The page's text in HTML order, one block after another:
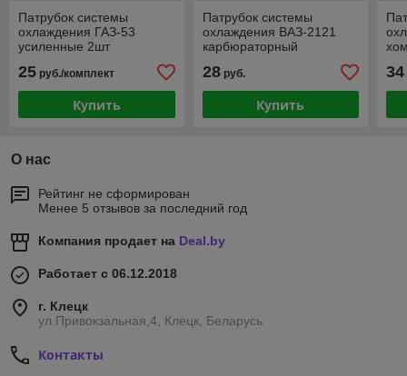
Патрубок системы
охлаждения ГАЗ-53
усиленные 2шт
25 руб./комплект
Купить
Патрубок системы
охлаждения ВАЗ-2121
карбюраторный
двигатель усиленные 4шт
28руб.
Купить
34
О нас
Рейтинг не сформирован
Менее 5 отзывов за последний год
Компания продает на Deal.by
Работает с 06.12.2018
г. Клецк
ул.Привокзальная,4, Клецк, Беларусь
Контакты